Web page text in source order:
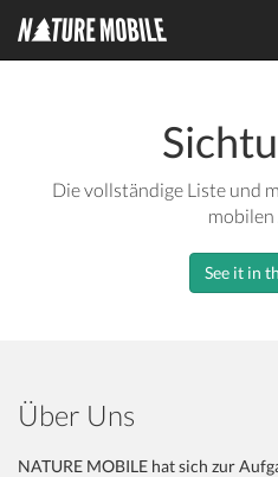
Die vollständige Liste und
mobilen
See it in
Über Uns
NATURE MOBILE hat sich zur